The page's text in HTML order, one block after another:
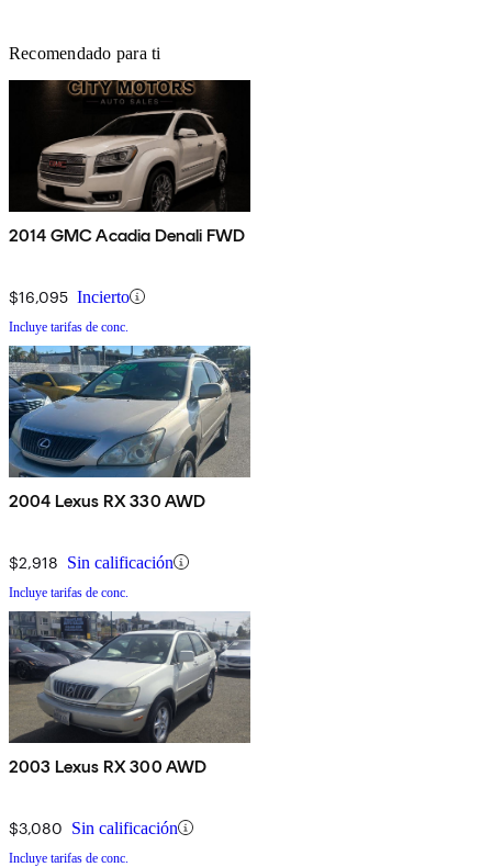
Recomendado para ti
2014 GMC Acadia Denali FWD
$16,095 Incierto
Incluye tarifas de conc.
2004 Lexus RX 330 AWD
$2,918 Sin calificación
Incluye tarifas de conc.
2003 Lexus RX 300 AWD
$3,080 Sin calificación
Incluye tarifas de conc.